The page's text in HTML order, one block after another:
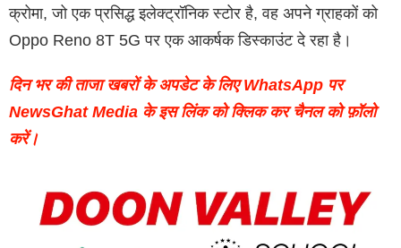
क्रोमा, जो एक प्रसिद्ध इलेक्ट्रॉनिक स्टोर है, वह अपने ग्राहकों को
Oppo Reno 8T 5G पर एक आकर्षक डिस्काउंट दे रहा है।
दिन भर की ताजा खबरों के अपडेट के लिए WhatsApp पर
NewsGhat Media के इस लिंक को क्लिक कर चैनल को फ़ॉलो
करें।